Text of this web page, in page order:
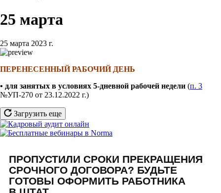
25 марта
25 марта 2023 г.
ПЕРЕНЕСЕННЫЙ РАБОЧИЙ ДЕНЬ
• для занятых в условиях 5-дневной рабочей недели (п. 3
№УП-270 от 23.12.2022 г.)
Загрузить еще
ПРОПУСТИЛИ СРОКИ ПРЕКРАЩЕНИЯ
СРОЧНОГО ДОГОВОРА? БУДЬТЕ
ГОТОВЫ ОФОРМИТЬ РАБОТНИКА